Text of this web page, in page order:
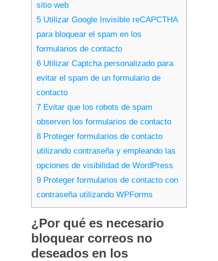
sitio web
5 Utilizar Google Invisible reCAPCTHA
para bloquear el spam en los
formularios de contacto
6 Utilizar Captcha personalizado para
evitar el spam de un formulario de
contacto
7 Evitar que los robots de spam
observen los formularios de contacto
8 Proteger formularios de contacto
utilizando contraseña y empleando las
opciones de visibilidad de WordPress
9 Proteger formularios de contacto con
contraseña utilizando WPForms
¿Por qué es necesario
bloquear correos no
deseados en los